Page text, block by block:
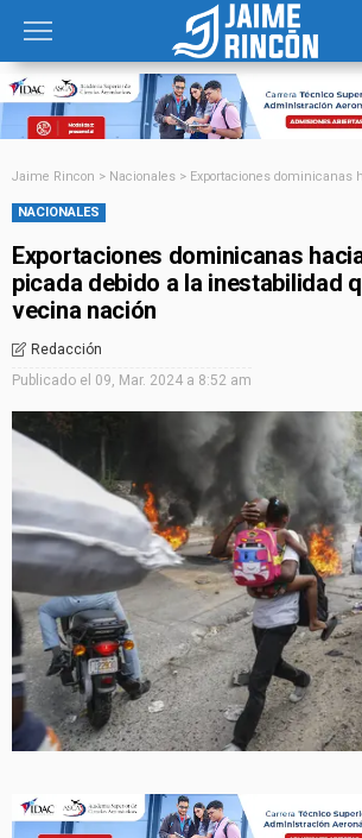
Jaime Rincon > Nacionales > Exportaciones dominicanas hacia Haití van en picada
NACIONALES
Exportaciones dominicanas
picada debido a la inestabilidad
vecina nación
Redacción
Publicado el 09, Mar. 2024 a 8:52 am